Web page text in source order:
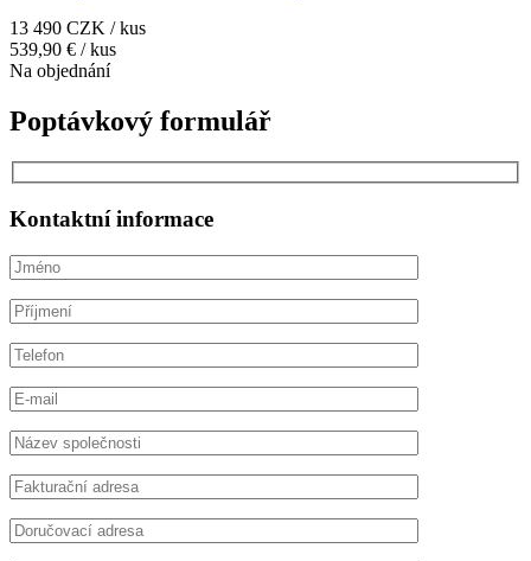
13 490 CZK / kus
539,90 € / kus
Na objednání
Poptávkový formulář
Kontaktní informace